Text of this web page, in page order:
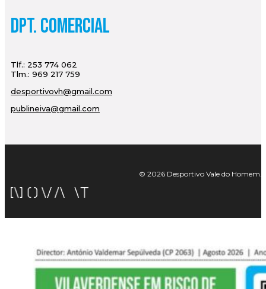
Dpt. Comercial
Tlf.: 253 774 062
Tlm.: 969 217 759
desportivovh@gmail.com
publineiva@gmail.com
© 2026 Desportivo Vale do Homem.